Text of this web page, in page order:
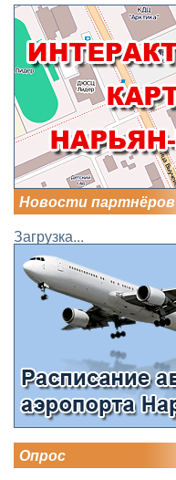
Новости партнёров
Загрузка...
Опрос